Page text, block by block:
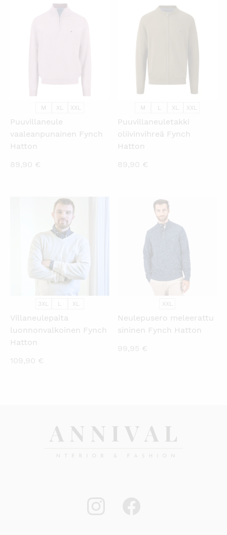
KATSO PIKANÄKYMÄ
M XL XXL
Puuvillaneule
vaaleanpunainen Fynch
Hatton
89,90 €
KATSO PIKANÄKYMÄ
M XL XXL
Puuvillaneuletakki
oliivinvihreä Fynch
Hatton
89,90 €
KATSO PIKANÄKYMÄ
3XL L XL
Villaneulepaita
luonnonvalkoinen Fynch
Hatton
109,90 €
KATSO PIKANÄKYMÄ
XXL
Neulepusero meleerattu
sininen Fynch Hatton
99,95 €